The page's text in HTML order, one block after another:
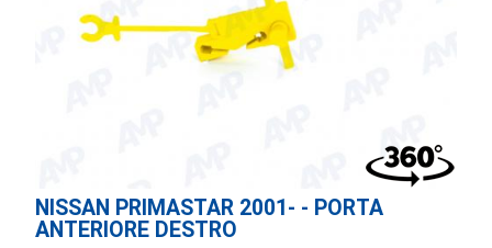
NISSAN PRIMASTAR 2001- - PORTA
ANTERIORE DESTRO